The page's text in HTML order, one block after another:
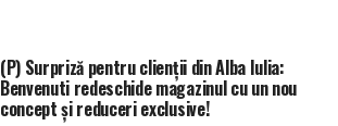
(P) Surpriză pentru clienții din Alba Iulia:
Benvenuti redeschide magazinul cu un nou
concept și reduceri exclusive!